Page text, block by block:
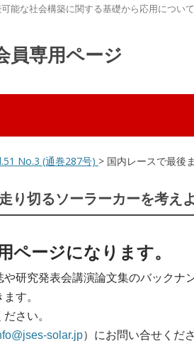
能な社会構築に関する基礎から応用につい
員専用ページ
No.3 (通巻287号) > 国内レースで最後
り切るソーラーカーを考え
ページになります。
研究発表会講演論文集のバックナ
す。
さい。
solar.jp）にお問い合せくださ